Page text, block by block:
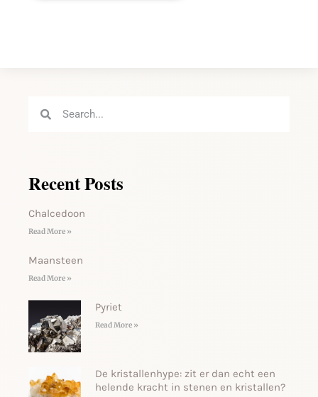
Recent Posts
Chalcedoon
Read More »
Maansteen
Read More »
Pyriet
Read More »
De kristallenhype: zit er dan echt een
helende kracht in stenen en kristallen?